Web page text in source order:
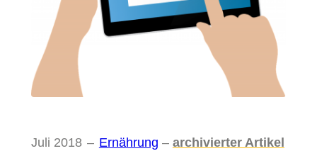
Juli 2018 – Ernährung – archivierter Artikel